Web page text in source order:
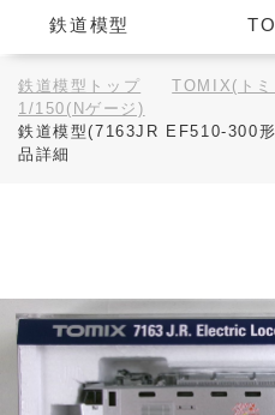
鉄道模型
鉄道模型トップ
TOMIX(ト
1/150(Nゲージ)
鉄道模型(7163JR EF510-300
品詳細